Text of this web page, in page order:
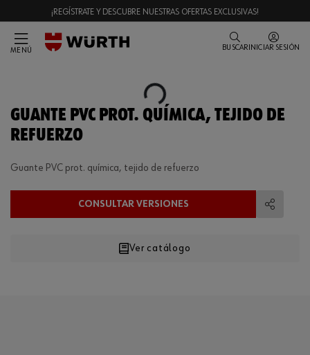
¡REGÍSTRATE Y DESCUBRE NUESTRAS OFERTAS EXCLUSIVAS!
MENÚ BUSCAR INICIAR SESIÓN
Loading...
GUANTE PVC PROT. QUÍMICA, TEJIDO DE
REFUERZO
Guante PVC prot. química, tejido de refuerzo
CONSULTAR VERSIONES
Ver catálogo